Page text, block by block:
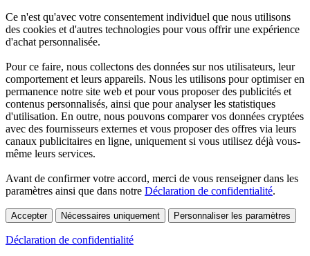
Ce n'est qu'avec votre consentement individuel que nous utilisons
des cookies et d'autres technologies pour vous offrir une expérience
d'achat personnalisée.
Pour ce faire, nous collectons des données sur nos utilisateurs, leur
comportement et leurs appareils. Nous les utilisons pour optimiser en
permanence notre site web et pour vous proposer des publicités et
contenus personnalisés, ainsi que pour analyser les statistiques
d'utilisation. En outre, nous pouvons comparer vos données cryptées
avec des fournisseurs externes et vous proposer des offres via leurs
canaux publicitaires en ligne, uniquement si vous utilisez déjà vous-
même leurs services.
Avant de confirmer votre accord, merci de vous renseigner dans les
paramètres ainsi que dans notre Déclaration de confidentialité.
Accepter Nécessaires uniquement Personnaliser les paramètres
Déclaration de confidentialité